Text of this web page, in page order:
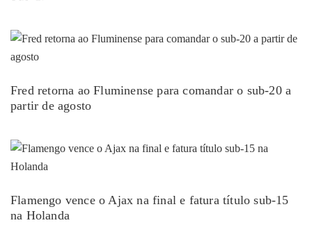
Fred retorna ao Fluminense para comandar o sub-20 a
partir de agosto
Flamengo vence o Ajax na final e fatura título sub-15
na Holanda